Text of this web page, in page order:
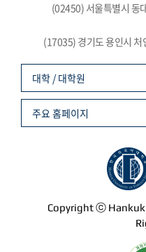
(02450) 서울특별시 동
(17035) 경기도 용인시
Copyright ⓒ
대학 / 대학원
주요 홈페이지